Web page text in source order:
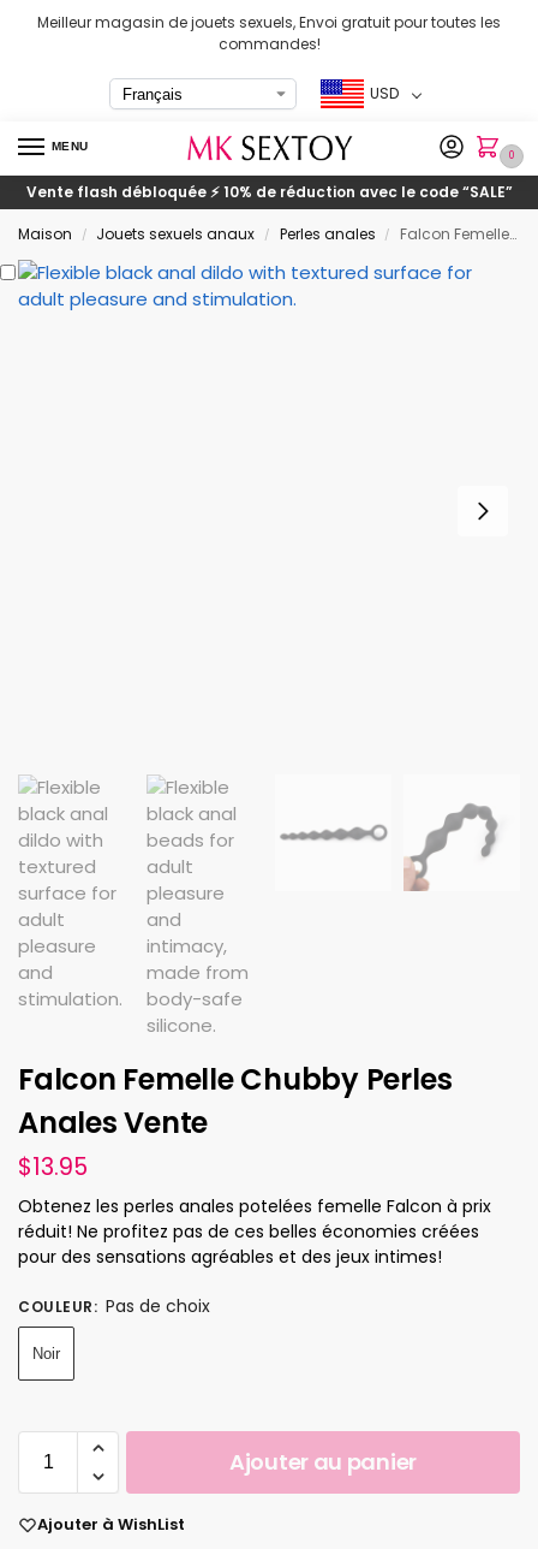
Meilleur magasin de jouets sexuels, Envoi gratuit pour toutes les
commandes!
USD
MENU
0
Vente flash débloquée ⚡ 10% de réduction avec le code“SALE”
Maison / Jouets sexuels anaux / Perles anales / Falcon Femelle Chubby Perles Anales Vente
Falcon Femelle Chubby Perles
Anales Vente
$13.95
Obtenez les perles anales potelées femelle Falcon à prix
réduit! Ne profitez pas de ces belles économies créées
pour des sensations agréables et des jeux intimes!
COULEUR: Pas de choix
Noir
Ajouter au panier
Ajouter à WishList